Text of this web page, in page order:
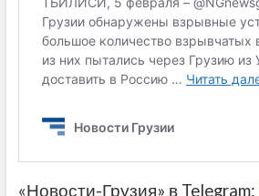
«Новости-Грузия» в Telegram: